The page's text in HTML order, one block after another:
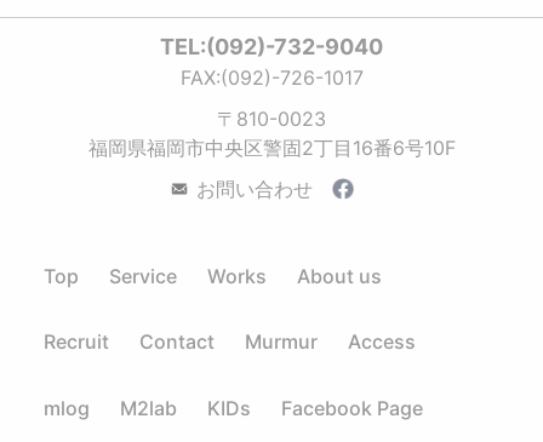
TEL:(092)-732-9040
FAX:(092)-726-1017
〒810-0023
福岡県福岡市中央区警固2丁目16番6号10F
お問い合わせ
Top Service Works About us
Recruit Contact Murmur Access
mlog M2lab KIDs Facebook Page